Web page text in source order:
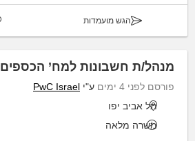
הגש מועמדות
מנהל/ת חשבונות למח’ הכספים
פורסם לפני 4 ימים ע"י PwC Israel
תל אביב יפו
משרה מלאה